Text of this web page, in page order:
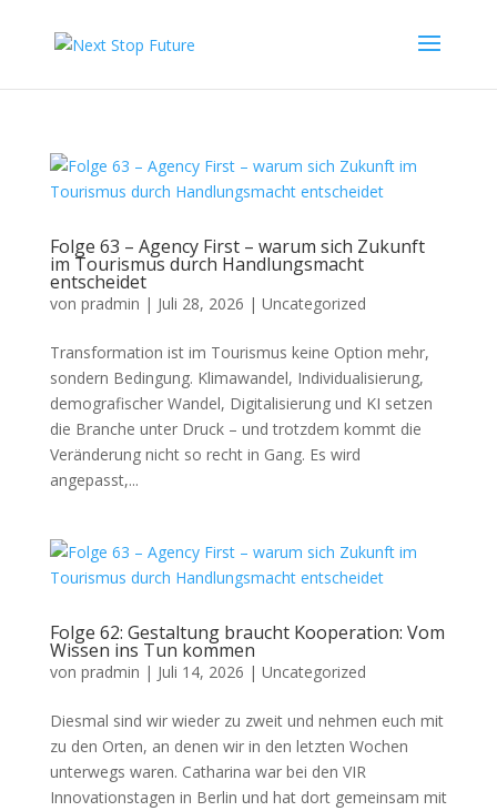
Folge 63 – Agency First – warum sich Zukunft
im Tourismus durch Handlungsmacht
entscheidet
von pradmin | Juli 28, 2026 | Uncategorized
Transformation ist im Tourismus keine Option mehr,
sondern Bedingung. Klimawandel, Individualisierung,
demografischer Wandel, Digitalisierung und KI setzen
die Branche unter Druck – und trotzdem kommt die
Veränderung nicht so recht in Gang. Es wird
angepasst,...
Folge 62: Gestaltung braucht Kooperation: Vom
Wissen ins Tun kommen
von pradmin | Juli 14, 2026 | Uncategorized
Diesmal sind wir wieder zu zweit und nehmen euch mit
zu den Orten, an denen wir in den letzten Wochen
unterwegs waren. Catharina war bei den VIR
Innovationstagen in Berlin und hat dort gemeinsam mit